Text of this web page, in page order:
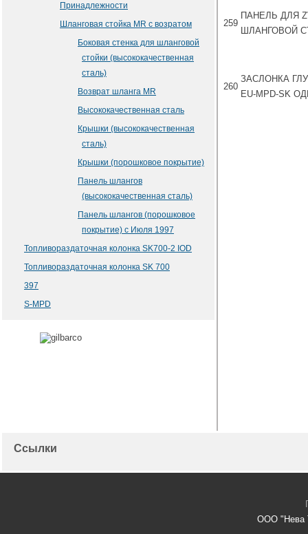
Принадлежности
Шланговая стойка MR с возратом
Боковая стенка для шланговой
стойки (высококачественная
сталь)
Возврат шланга МR
Высококачественная сталь
Крышки (высококачественная
сталь)
Крышки (порошковое покрытие)
Панель шлангов
(высококачественная сталь)
Панель шлангов (порошковое
покрытие) с Июля 1997
Топливораздаточная колонка SK700-2 IOD
Топливораздаточная колонка SK 700
397
S-MPD
259
ПАНЕЛЬ ДЛЯ
ШЛАНГОВОЙ
260
ЗАСЛОНКА
EU-MPD-SK
Ссылки
ООО "Нева